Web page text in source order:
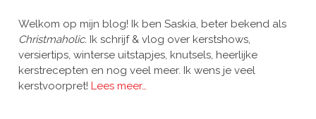
Welkom op mijn blog! Ik ben Saskia, beter bekend als
Christmaholic. Ik schrijf & vlog over kerstshows,
versiertips, winterse uitstapjes, knutsels, heerlijke
kerstrecepten en nog veel meer. Ik wens je veel
kerstvoorpret! Lees meer…